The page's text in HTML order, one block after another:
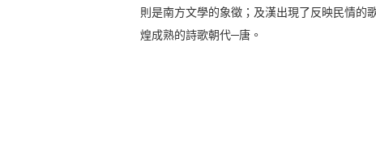
則是南方文學的象徵；及漢出現了反映民情的
煌成熟的詩歌朝代─唐。